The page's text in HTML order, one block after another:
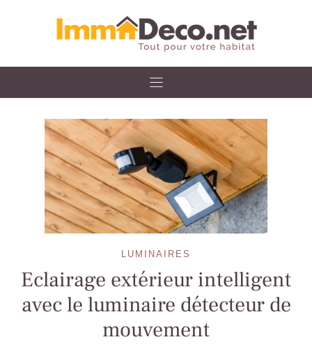
LUMINAIRES
Eclairage extérieur intelligent
avec le luminaire détecteur de
mouvement